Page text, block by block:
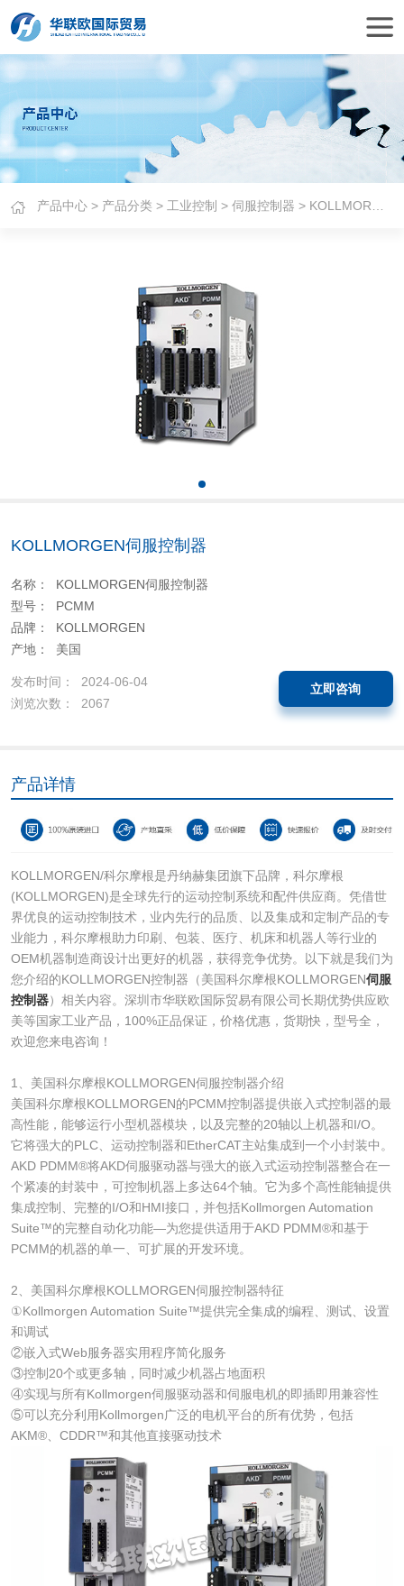
产品中心 > 产品分类 >工业控制 >伺服控制器 > KOLLMORGEN伺服控制器
KOLLMORGEN伺服控制器
名称： KOLLMORGEN伺服控制器
型号： PCMM
品牌： KOLLMORGEN
产地： 美国
发布时间： 2024-06-04
浏览次数： 2067
立即咨询
产品详情
KOLLMORGEN/科尔摩根是丹纳赫集团旗下品牌，科尔摩根
(KOLLMORGEN)是全球先行的运动控制系统和配件供应商。凭借世
界优良的运动控制技术，业内先行的品质、以及集成和定制产品的专
业能力，科尔摩根助力印刷、包装、医疗、机床和机器人等行业的
OEM机器制造商设计出更好的机器，获得竞争优势。以下就是我们为
您介绍的KOLLMORGEN控制器（美国科尔摩根KOLLMORGEN伺服
控制器）相关内容。深圳市华联欧国际贸易有限公司长期优势供应欧
美等国家工业产品，100%正品保证，价格优惠，货期快，型号全，
欢迎您来电咨询！
1、美国科尔摩根KOLLMORGEN伺服控制器介绍
美国科尔摩根KOLLMORGEN的PCMM控制器提供嵌入式控制器的最
高性能，能够运行小型机器模块，以及完整的20轴以上机器和I/O。
它将强大的PLC、运动控制器和EtherCAT主站集成到一个小封装中。
AKD PDMM®将AKD伺服驱动器与强大的嵌入式运动控制器整合在一
个紧凑的封装中，可控制机器上多达64个轴。它为多个高性能轴提供
集成控制、完整的I/O和HMI接口，并包括Kollmorgen Automation
Suite™的完整自动化功能—为您提供适用于AKD PDMM®和基于
PCMM的机器的单一、可扩展的开发环境。
2、美国科尔摩根KOLLMORGEN伺服控制器特征
①Kollmorgen Automation Suite™提供完全集成的编程、测试、设置
和调试
②嵌入式Web服务器实用程序简化服务
③控制20个或更多轴，同时减少机器占地面积
④实现与所有Kollmorgen伺服驱动器和伺服电机的即插即用兼容性
⑤可以充分利用Kollmorgen广泛的电机平台的所有优势，包括
AKM®、CDDR™和其他直接驱动技术